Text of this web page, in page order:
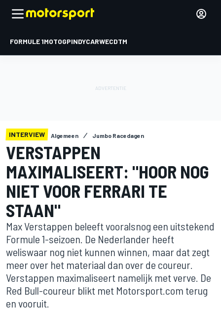
FORMULE 1MOTOGPINDYCARWECDTM
INTERVIEW Algemeen Jumbo Racedagen
VERSTAPPEN
MAXIMALISEERT: "HOOR NOG
NIET VOOR FERRARI TE
STAAN"
Max Verstappen beleeft vooralsnog een uitstekend
Formule 1-seizoen. De Nederlander heeft
weliswaar nog niet kunnen winnen, maar dat zegt
meer over het materiaal dan over de coureur.
Verstappen maximaliseert namelijk met verve. De
Red Bull-coureur blikt met Motorsport.com terug
en vooruit.